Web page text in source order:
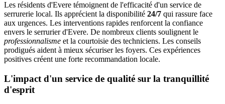
Les résidents d'Evere témoignent de l'efficacité d'un service de
serrurerie local. Ils apprécient la disponibilité 24/7 qui rassure face
aux urgences. Les interventions rapides renforcent la confiance
envers le serrurier d'Evere. De nombreux clients soulignent le
professionnalisme et la courtoisie des techniciens. Les conseils
prodigués aident à mieux sécuriser les foyers. Ces expériences
positives créent une forte recommandation locale.
L'impact d'un service de qualité sur la tranquillité
d'esprit